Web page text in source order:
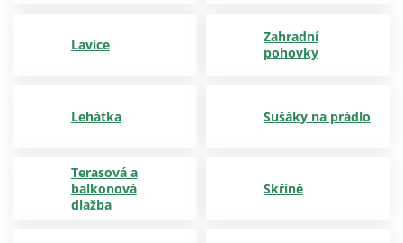
Lavice
Zahradní
pohovky
Lehátka Sušáky na prádlo
Terasová a
balkonová
dlažba
Skříně